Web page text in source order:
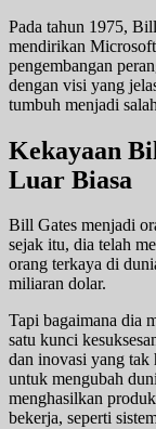
Pada tahun 1975,
mendirikan
pengembangan
dengan visi yang
tumbuh menjadi
Kekayaan
Luar Biasa
Bill Gates menjadi
sejak itu, dia telah
orang terkaya di
miliaran dolar.
Tapi bagaimana dia
satu kunci
dan inovasi yang tak
untuk mengubah
menghasilkan
bekerja, seperti